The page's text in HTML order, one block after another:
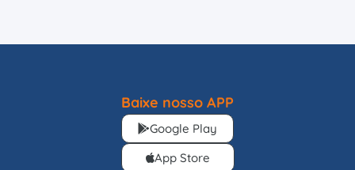
Baixe nosso APP
Google Play
App Store